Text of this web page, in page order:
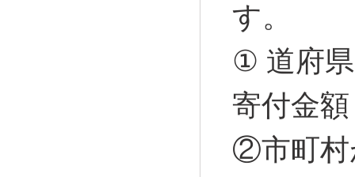
す。
① 道府
寄付金
②市町